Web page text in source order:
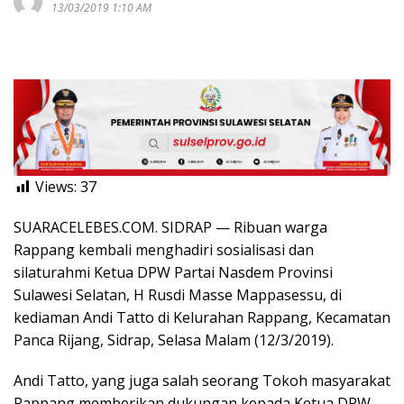
13/03/2019 1:10 AM
Views: 37
SUARACELEBES.COM. SIDRAP — Ribuan warga
Rappang kembali menghadiri sosialisasi dan
silaturahmi Ketua DPW Partai Nasdem Provinsi
Sulawesi Selatan, H Rusdi Masse Mappasessu, di
kediaman Andi Tatto di Kelurahan Rappang, Kecamatan
Panca Rijang, Sidrap, Selasa Malam (12/3/2019).
Andi Tatto, yang juga salah seorang Tokoh masyarakat